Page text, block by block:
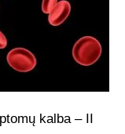
kalba – II